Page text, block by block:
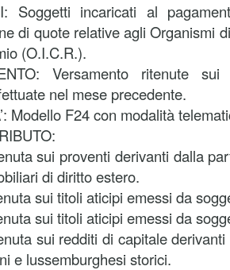
Soggetti incaricati al
di quote relative agli Organismi
(O.I.C.R.).
Versamento ritenute
nel mese precedente.
Modello F24 con modalità
sui proventi derivanti dalla
di diritto estero.
sui titoli aticipi emessi da
sui titoli aticipi emessi da
sui redditi di capitale
e lussemburghesi storici.